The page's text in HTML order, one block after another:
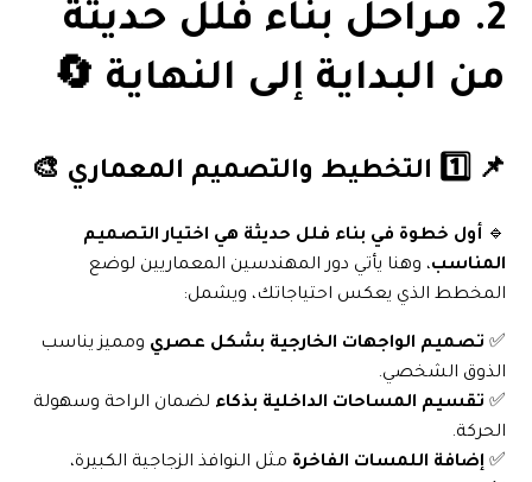
2. مراحل بناء فلل حديثة
من البداية إلى النهاية 🔄
📌 1️⃣ التخطيط والتصميم المعماري 🎨
🔹 أول خطوة في بناء فلل حديثة هي اختيار التصميم
المناسب، وهنا يأتي دور المهندسين المعماريين لوضع
المخطط الذي يعكس احتياجاتك، ويشمل:
✅ تصميم الواجهات الخارجية بشكل عصري ومميز يناسب
الذوق الشخصي.
✅ تقسيم المساحات الداخلية بذكاء لضمان الراحة وسهولة
الحركة.
✅إضافة اللمسات الفاخرة مثل النوافذ الزجاجية الكبيرة،